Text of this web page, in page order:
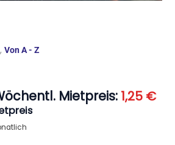
,Von A - Z
Mietpreis: 1,25 €